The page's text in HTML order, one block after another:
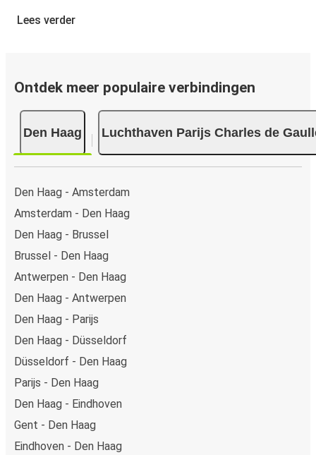
Een reis boeken bij FlixBus is heel simpel: dat kan op deze
uit verschillende beveiligde online betaalwijzen, waaronder
onze verkooppunten kun je cash betalen.
Lees verder
Ontdek meer populaire verbindingen
Den Haag Luchthaven Parijs Charles de
Den Haag - Amsterdam
Amsterdam - Den Haag
Den Haag - Brussel
Brussel - Den Haag
Antwerpen - Den Haag
Den Haag - Antwerpen
Den Haag - Parijs
Den Haag - Düsseldorf
Düsseldorf - Den Haag
Parijs - Den Haag
Den Haag - Eindhoven
Gent - Den Haag
Eindhoven - Den Haag